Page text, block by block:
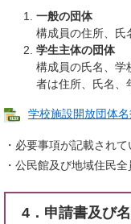
一般の団体
構成員の住所、氏
学生主体の団体
構成員の氏名、学
者は住所、氏名、
学校施設開放団体
・必要事項が記載され
・公民館及び地域住民
4．申請書及び